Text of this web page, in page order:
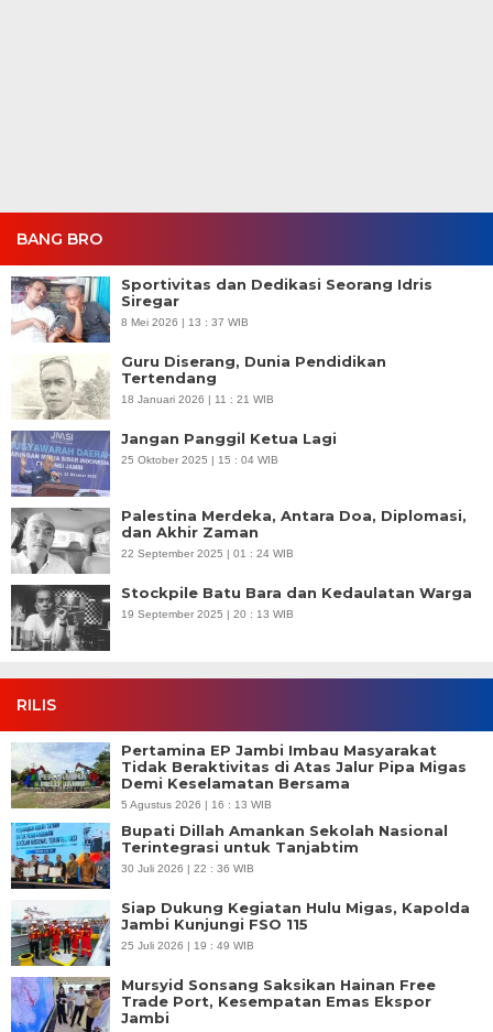
BANG BRO
Sportivitas dan Dedikasi Seorang Idris
Siregar
8 Mei 2026 | 13 : 37 WIB
Guru Diserang, Dunia Pendidikan
Tertendang
18 Januari 2026 | 11 : 21 WIB
Jangan Panggil Ketua Lagi
25 Oktober 2025 | 15 : 04 WIB
Palestina Merdeka, Antara Doa, Diplomasi,
dan Akhir Zaman
22 September 2025 | 01 : 24 WIB
Stockpile Batu Bara dan Kedaulatan Warga
19 September 2025 | 20 : 13 WIB
RILIS
Pertamina EP Jambi Imbau Masyarakat
Tidak Beraktivitas di Atas Jalur Pipa Migas
Demi Keselamatan Bersama
5 Agustus 2026 | 16 : 13 WIB
Bupati Dillah Amankan Sekolah Nasional
Terintegrasi untuk Tanjabtim
30 Juli 2026 | 22 : 36 WIB
Siap Dukung Kegiatan Hulu Migas, Kapolda
Jambi Kunjungi FSO 115
25 Juli 2026 | 19 : 49 WIB
Mursyid Sonsang Saksikan Hainan Free
Trade Port, Kesempatan Emas Ekspor
Jambi